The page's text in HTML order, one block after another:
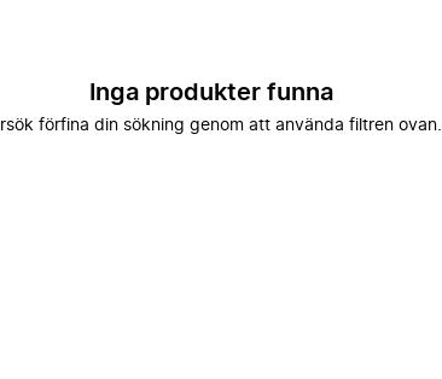
Inga produkter funna
förfina din sökning genom att använda filtren ovan.